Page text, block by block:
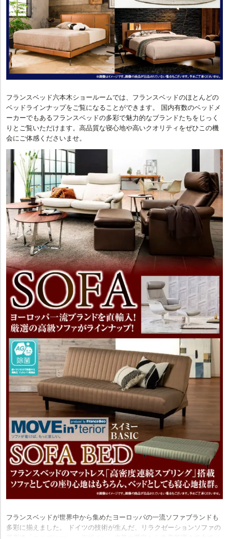
フランスベッド六本木ショールームでは、フランスベッドのほとんどの
ベッドラインナップをご覧になることができます。 国内有数のベッドメ
ーカーでもあるフランスベッドの多彩で魅力的なブランドたちをじっく
りとご覧いただけます。高品質な寝心地や高いクオリティをぜひこの機
会にご体感くださいませ。
フランスベッドが世界中から集めたヨーロッパの一流ソファブランドも
多彩に揃えました。 ドイツの技術が生んだ、リラクゼーションソファの